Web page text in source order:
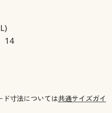
14
寸法については共通サイズガイ